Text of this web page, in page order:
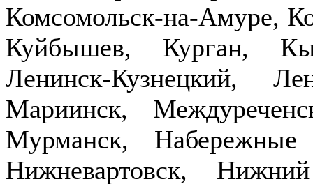
Комсомольск-на-Амуре,
Куйбышев, Курган,
Ленинск-Кузнецкий,
Мариинск,
Мурманск,
Нижневартовск,